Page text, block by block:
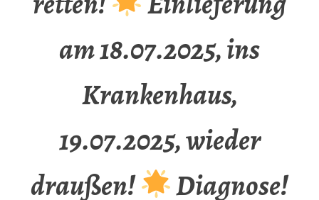
am 18.07.2025, ins
Krankenhaus,
19.07.2025, wieder
draußen!
Diagnose!